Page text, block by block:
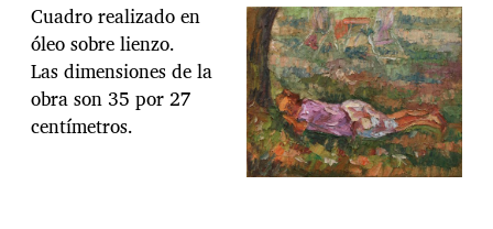
Cuadro realizado en
óleo sobre lienzo.
Las dimensiones de la
obra son 35 por 27
centímetros.